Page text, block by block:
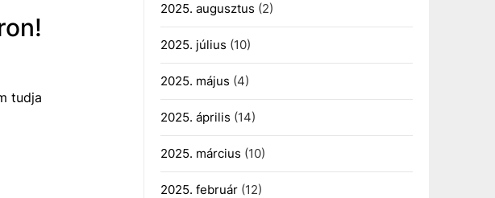
tudja
2025. augusztus (2)
2025. július (10)
2025. május (4)
2025. április (14)
2025. március (10)
2025. február(12)